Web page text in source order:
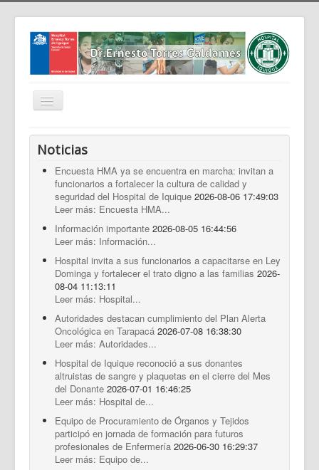
Cambiar
navegación
Home
Noticias
Trabaja Con Nosotros
Contáctenos
Intranet
Planificación
Gestión de Personas
Documentos Destacados
Noticias
Encuesta HMA ya se encuentra en marcha: invitan a
funcionarios a fortalecer la cultura de calidad y
seguridad del Hospital de Iquique 2026-08-06 17:49:03
Leer más: Encuesta HMA...
Información importante 2026-08-05 16:44:56
Leer más: Información...
Hospital invita a sus funcionarios a capacitarse en Ley
Dominga y fortalecer el trato digno a las familias 2026-
08-04 11:13:11
Leer más: Hospital...
Autoridades destacan cumplimiento del Plan Alerta
Oncológica en Tarapacá 2026-07-08 16:38:30
Leer más: Autoridades...
Hospital de Iquique reconoció a sus donantes
altruistas de sangre y plaquetas en el cierre del Mes
del Donante 2026-07-01 16:46:25
Leer más: Hospital de...
Equipo de Procuramiento de Órganos y Tejidos
participó en jornada de formación para futuros
profesionales de Enfermería 2026-06-30 16:29:37
Leer más: Equipo de...